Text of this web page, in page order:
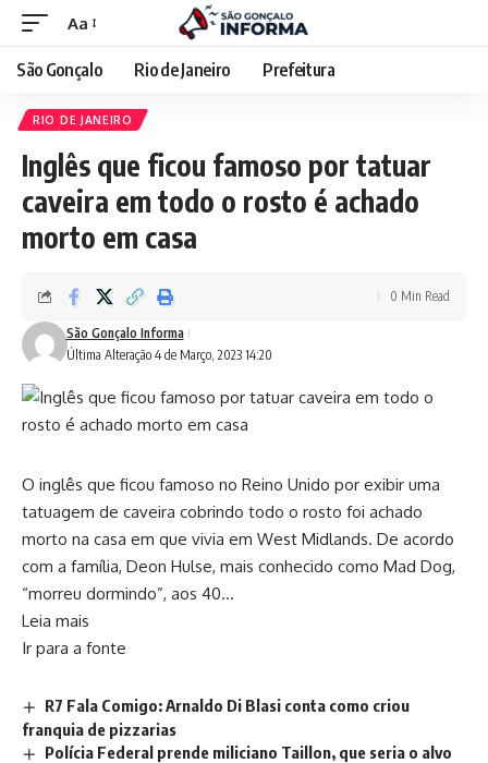
Aa
São Gonçalo Rio de Janeiro Prefeitura
RIO DE JANEIRO
Inglês que ficou famoso por tatuar
caveira em todo o rosto é achado
morto em casa
Última Alteração 4 de Março, 2023 14:20
São Gonçalo Informa
0 Min Read
O inglês que ficou famoso no Reino Unido por exibir uma
tatuagem de caveira cobrindo todo o rosto foi achado
morto na casa em que vivia em West Midlands. De acordo
com a família, Deon Hulse, mais conhecido como Mad Dog,
“morreu dormindo”, aos 40…
Leia mais
Ir para a fonte
R7 Fala Comigo: Arnaldo Di Blasi conta como criou
franquia de pizzarias
Polícia Federal prende miliciano Taillon, que seria o alvo